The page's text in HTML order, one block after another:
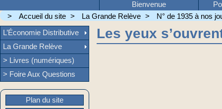
Bienvenue
>
Accueil du site > La Grande Relève > N° de 1935 à nos
Les yeux
L’Économie Distributive
La Grande Relève
> Livres (numériques)
> Foire Aux Questions
Plan du site